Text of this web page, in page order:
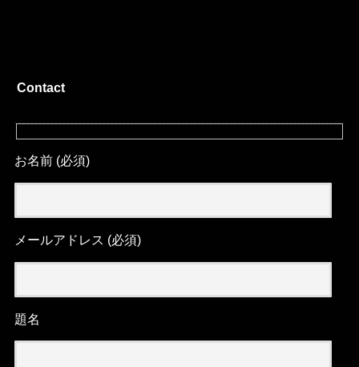
Contact
お名前 (必須)
メールアドレス (必須)
題名